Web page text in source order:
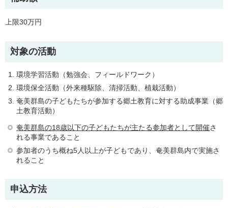
上限30万円
対象の活動
環境学習活動（勉強会、フィールドワーク）
環境保全活動（外来種駆除、清掃活動、植栽活動）
奄美群島の子どもたちが参加する郷土教育に対する助成事業（郷
土教育活動）
奄美群島の18歳以下の子どもたちが主たる参加者として開催さ
れる事業であること
参加者のうち概ね5人以上が子どもであり、奄美群島内で実施さ
れること
申込方法